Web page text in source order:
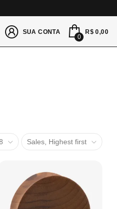
SUA CONTA
0
R$ 0,00
Sales, Highest first